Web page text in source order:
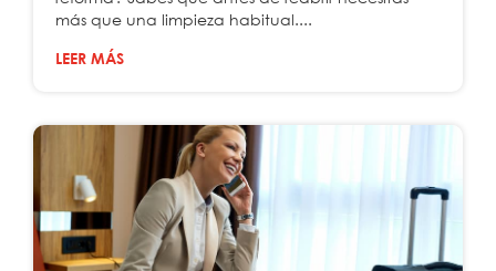
más que una limpieza habitual....
LEER MÁS